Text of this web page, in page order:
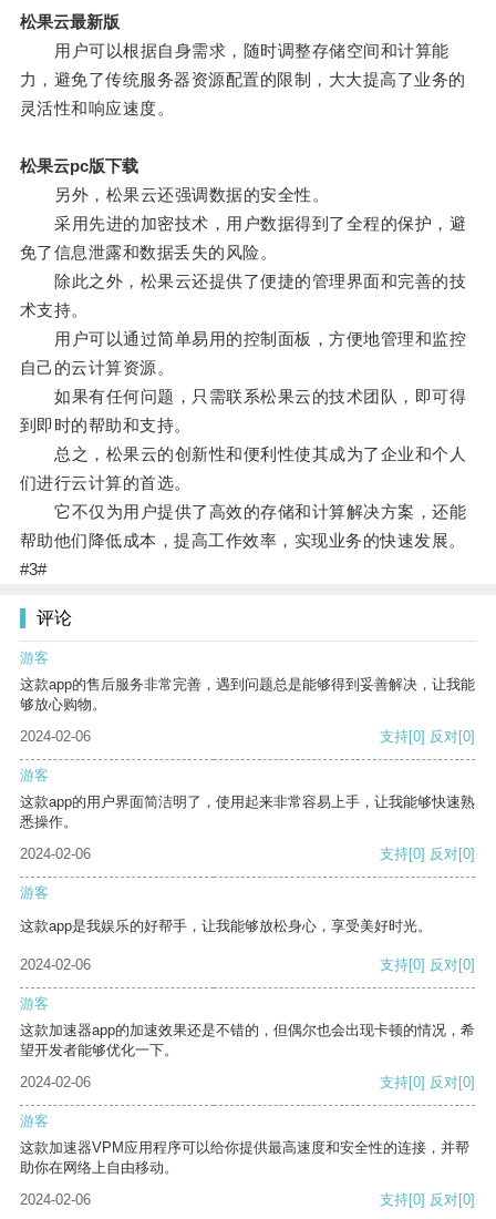
松果云最新版
用户可以根据自身需求，随时调整存储空间和计算能
力，避免了传统服务器资源配置的限制，大大提高了业务的
灵活性和响应速度。
松果云pc版下载
另外，松果云还强调数据的安全性。
采用先进的加密技术，用户数据得到了全程的保护，避
免了信息泄露和数据丢失的风险。
除此之外，松果云还提供了便捷的管理界面和完善的技
术支持。
用户可以通过简单易用的控制面板，方便地管理和监控
自己的云计算资源。
如果有任何问题，只需联系松果云的技术团队，即可得
到即时的帮助和支持。
总之，松果云的创新性和便利性使其成为了企业和个人
们进行云计算的首选。
它不仅为用户提供了高效的存储和计算解决方案，还能
帮助他们降低成本，提高工作效率，实现业务的快速发展。
#3#
评论
游客
这款app的售后服务非常完善，遇到问题总是能够得到妥善解决，让我能
够放心购物。
2024-02-06
支持[0] 反对[0]
游客
这款app的用户界面简洁明了，使用起来非常容易上手，让我能够快速熟
悉操作。
2024-02-06
支持[0] 反对[0]
游客
这款app是我娱乐的好帮手，让我能够放松身心，享受美好时光。
2024-02-06 支持[0] 反对[0]
游客
这款加速器app的加速效果还是不错的，但偶尔也会出现卡顿的情况，希
望开发者能够优化一下。
2024-02-06
支持[0] 反对[0]
游客
这款加速器VPM应用程序可以给你提供最高速度和安全性的连接，并帮
助你在网络上自由移动。
2024-02-06
支持[0] 反对[0]